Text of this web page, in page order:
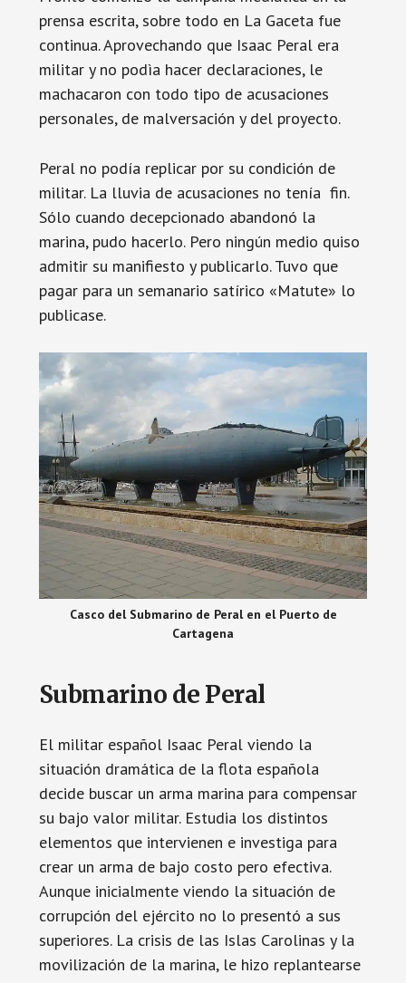
prensa escrita, sobre todo en La Gaceta fue
continua. Aprovechando que Isaac Peral era
militar y no podìa hacer declaraciones, le
machacaron con todo tipo de acusaciones
personales, de malversación y del proyecto.
Peral no podía replicar por su condición de
militar. La lluvia de acusaciones no tenía fin.
Sólo cuando decepcionado abandonó la
marina, pudo hacerlo. Pero ningún medio quiso
admitir su manifiesto y publicarlo. Tuvo que
pagar para un semanario satírico «Matute» lo
publicase.
Casco del Submarino de Peral en el Puerto de
Cartagena
Submarino de Peral
El militar español Isaac Peral viendo la
situación dramática de la flota española
decide buscar un arma marina para compensar
su bajo valor militar. Estudia los distintos
elementos que intervienen e investiga para
crear un arma de bajo costo pero efectiva.
Aunque inicialmente viendo la situación de
corrupción del ejército no lo presentó a sus
superiores. La crisis de las Islas Carolinas y la
movilización de la marina, le hizo replantearse